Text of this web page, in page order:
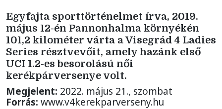
Egyfajta sporttörténelmet írva, 2019.
május 12-én Pannonhalma környékén
101,2 kilométer várta a Visegrád 4 Ladies
Series résztvevőit, amely hazánk első
UCI 1.2-es besorolású női
kerékpárversenye volt.
Megjelent: 2022. május 21., szombat
Forrás: www.v4kerekparverseny.hu